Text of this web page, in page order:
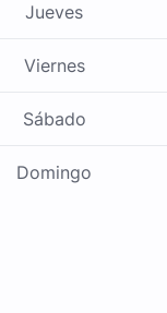
Jueves
Viernes
Sábado
Domingo